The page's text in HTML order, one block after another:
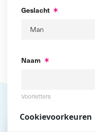
Geslacht
Naam
Voorletters
Cookievoorkeuren